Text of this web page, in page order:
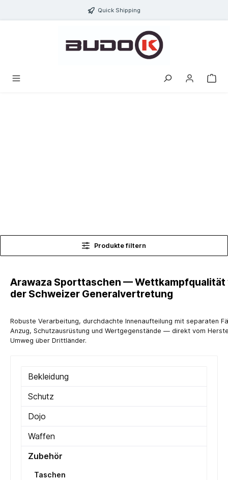
Quick Shipping
Produkte filtern
Arawaza Sporttaschen — Wettkampfqualität
der Schweizer Generalvertretung
Robuste Verarbeitung, durchdachte Innenaufteilung mit separaten
Anzug, Schutzausrüstung und Wertgegenstände — direkt vom
Umweg über Drittländer.
Bekleidung
Schutz
Dojo
Waffen
Zubehör
Taschen